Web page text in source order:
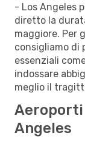
- Los Angeles
diretto la
maggiore. Per
consigliamo di
essenziali
indossare
meglio il
Aeroporti
Angeles